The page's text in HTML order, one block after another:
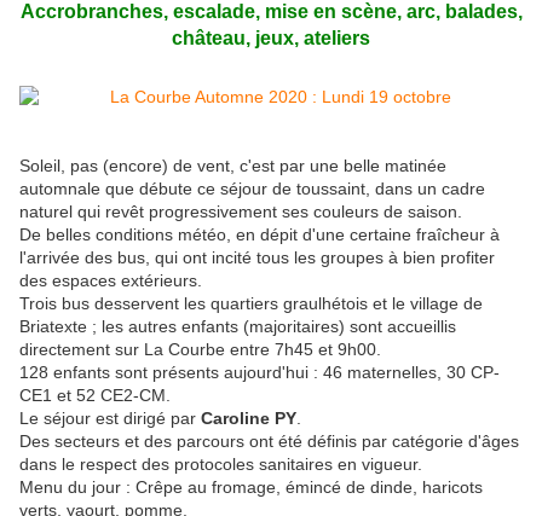
Accrobranches, escalade, mise en scène, arc, balades,
château, jeux, ateliers
Soleil, pas (encore) de vent, c'est par une belle matinée
automnale que débute ce séjour de toussaint, dans un cadre
naturel qui revêt progressivement ses couleurs de saison.
De belles conditions météo, en dépit d'une certaine fraîcheur à
l'arrivée des bus, qui ont incité tous les groupes à bien profiter
des espaces extérieurs.
Trois bus desservent les quartiers graulhétois et le village de
Briatexte ; les autres enfants (majoritaires) sont accueillis
directement sur La Courbe entre 7h45 et 9h00.
128 enfants sont présents aujourd'hui : 46 maternelles, 30 CP-
CE1 et 52 CE2-CM.
Le séjour est dirigé par Caroline PY
Des secteurs et des parcours ont été définis par catégorie d'âges
dans le respect des protocoles sanitaires en vigueur.
Menu du jour : Crêpe au fromage, émincé de dinde, haricots
verts, yaourt, pomme.